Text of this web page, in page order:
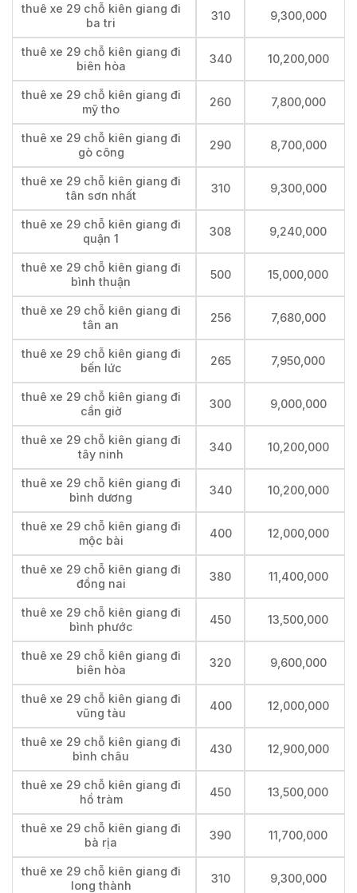
thuê xe 29 chỗ kiên giang đi
ba tri
310 9,300,000
thuê xe 29 chỗ kiên giang đi
biên hòa
340 10,200,000
thuê xe 29 chỗ kiên giang đi
mỹ tho
260 7,800,000
thuê xe 29 chỗ kiên giang đi
gò công
290 8,700,000
thuê xe 29 chỗ kiên giang đi
tân sơn nhất
310 9,300,000
thuê xe 29 chỗ kiên giang đi
quận 1
308 9,240,000
thuê xe 29 chỗ kiên giang đi
bình thuận
500 15,000,000
thuê xe 29 chỗ kiên giang đi
tân an
256 7,680,000
thuê xe 29 chỗ kiên giang đi
bến lức
265 7,950,000
thuê xe 29 chỗ kiên giang đi
cần giờ
300 9,000,000
thuê xe 29 chỗ kiên giang đi
tây ninh
340 10,200,000
thuê xe 29 chỗ kiên giang đi
bình dương
340 10,200,000
thuê xe 29 chỗ kiên giang đi
mộc bài
400 12,000,000
thuê xe 29 chỗ kiên giang đi
đồng nai
380 11,400,000
thuê xe 29 chỗ kiên giang đi
bình phước
450 13,500,000
thuê xe 29 chỗ kiên giang đi
biên hòa
320 9,600,000
thuê xe 29 chỗ kiên giang đi
vũng tàu
400 12,000,000
thuê xe 29 chỗ kiên giang đi
bình châu
430 12,900,000
thuê xe 29 chỗ kiên giang đi
hồ tràm
450 13,500,000
thuê xe 29 chỗ kiên giang đi
bà rịa
390 11,700,000
thuê xe 29 chỗ kiên giang đi
long thành
310 9,300,000